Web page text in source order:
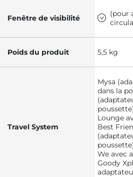
Fenêtre de visibilité
(pour
Poids du produit 5,5 kg
Travel System
Mysa
dans la
Lounge
Best
We avec
Goody